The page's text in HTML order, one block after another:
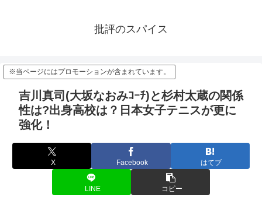
批評のスパイス
※当ページにはプロモーションが含まれています。
吉川真司(大坂なおみｺｰﾁ)と杉村太蔵の関係
性は?出身高校は？日本女子テニスが更に
強化！
X Facebook はてブ
LINE コピー